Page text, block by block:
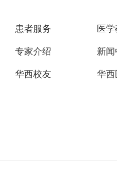
患者服务 医
专家介绍 新
华西校友 华西